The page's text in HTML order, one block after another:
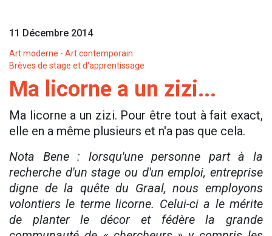
11 Décembre 2014
Art moderne - Art contemporain
Brèves de stage et d'apprentissage
Ma licorne a un zizi...
Ma licorne a un zizi. Pour être tout à fait exact,
elle en a même plusieurs et n'a pas que cela.
Nota Bene : lorsqu'une personne part à la
recherche d'un stage ou d'un emploi, entreprise
digne de la quête du Graal, nous employons
volontiers le terme licorne. Celui-ci a le mérite
de planter le décor et fédère la grande